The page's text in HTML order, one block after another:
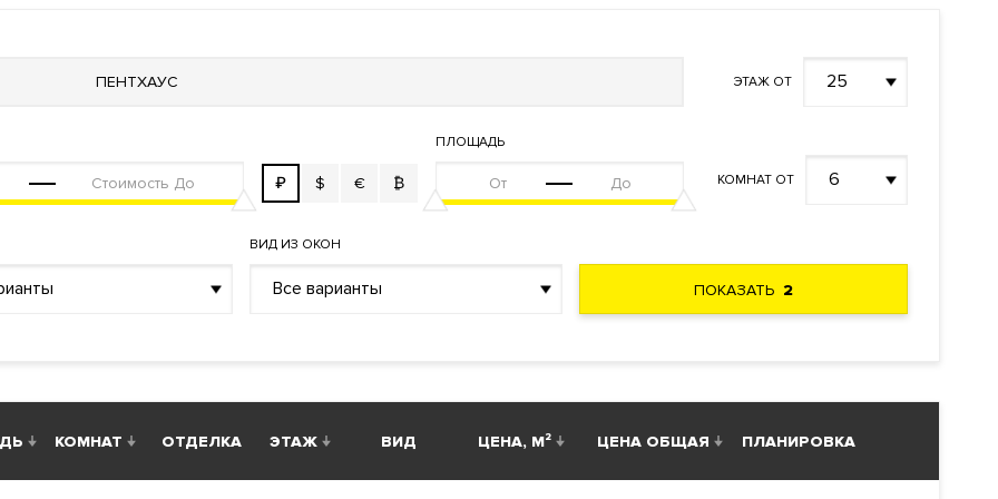
территория
управления жизнеобеспечения дома «Умный дом»
охранно-пожарной сигнализации
ПЕНТХАУС ЭТАЖ ОТ 25
₽ $ € ₿
ПЛОЩАДЬ
КОМНАТ ОТ 6
ВИД ИЗ ОКОН
Все варианты ПОКАЗАТЬ2
КОМНАТ ОТДЕЛКА ЭТАЖ ВИД ЦЕНА, М² ЦЕНА ОБЩАЯ ПЛАНИРОВКА